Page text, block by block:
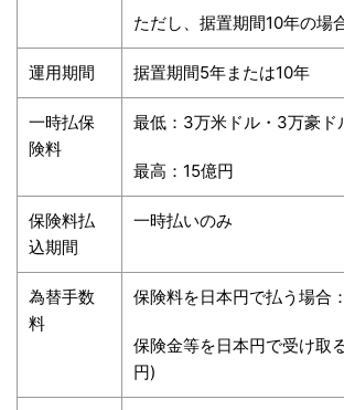
ただし、据置期間10年の場
運用期間 据置期間5年または10年
一時払保
険料
最低：3万米ドル・3万豪ド
最高：15億円
保険料払
込期間
一時払いのみ
為替手数
料
保険料を日本円で払う場合
保険金等を日本円で受け取
円)